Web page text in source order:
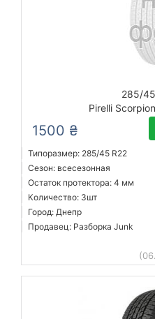
285/
Pirelli
1500 ₴
Типоразмер: 285/45 R22
Сезон: всесезонная
Остаток протектора: 4 мм
Количество: 3шт
Город: Днепр
Продавец: Разборка Junk